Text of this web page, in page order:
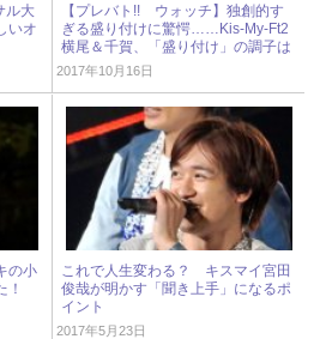
ル大
いオ
【プレバト!! ウォッチ】独創的す
ぎる盛り付けに驚愕……Kis-My-Ft2
横尾＆千賀、「盛り付け」の調子は
イマイチ!?
2017年10月16日
の小
！
これで人生変わる？ キスマイ宮田
俊哉が明かす「聞き上手」になるポ
イント
2017年5月23日